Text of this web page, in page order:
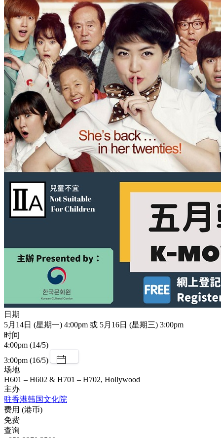
日期
5月14日 (星期一) 4:00pm 或 5月16日 (星期三) 3:00pm
时间
4:00pm (14/5)
3:00pm (16/5)
场地
H601 – H602 & H701 – H702, Hollywood
主办
驻香港韩国文化院
费用 (港币)
免费
查询